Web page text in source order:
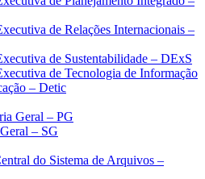
de Relações Internacionais –
de Sustentabilidade – DExS
de Tecnologia de Informação
– Detic
Geral – PG
– SG
do Sistema de Arquivos –